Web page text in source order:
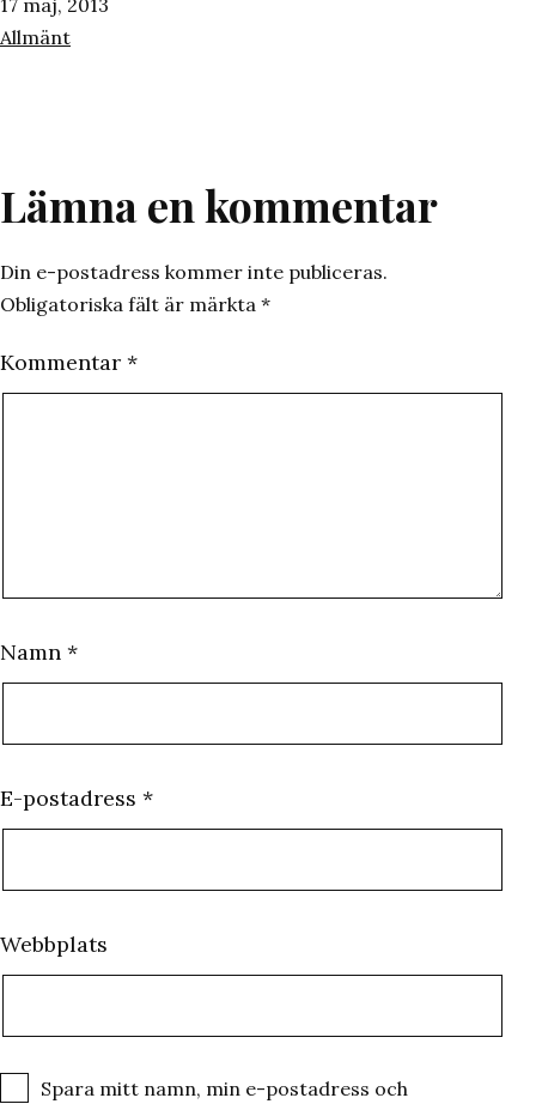
den
17 maj, 2013
Kategoriserat
Allmänt
Lämna en kommentar
Din e-postadress kommer inte publiceras.
Obligatoriska fält är märkta *
Kommentar *
Namn *
E-postadress *
Webbplats
Spara mitt namn, min e-postadress och